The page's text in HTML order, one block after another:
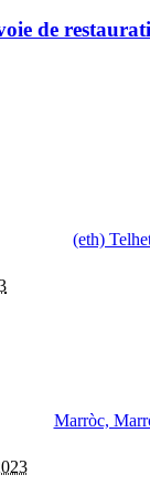
de
(eth)
Marròc,